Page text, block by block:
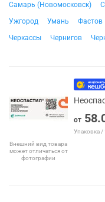
Самарь (Новомосковск)
Ужгород
Умань Фастов
Черкассы
Чернигов
Внешний вид товара
может отличаться от
фотографии
от
Упаковка /